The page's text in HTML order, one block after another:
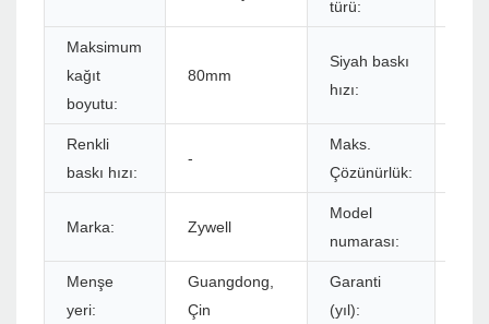
türü:
Maksimum
kağıt
boyutu:
80mm
Siyah baskı
hızı:
Renkli
baskı hızı:
-
Maks.
Çözünürlük:
Marka: Zywell
Model
numarası:
Menşe
yeri:
Guangdong,
Çin
Garanti
(yıl):